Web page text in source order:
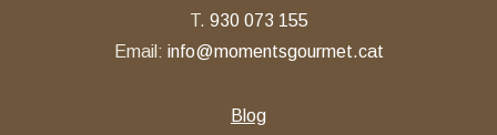
T. 930 073 155
Email: info@momentsgourmet.cat
Blog